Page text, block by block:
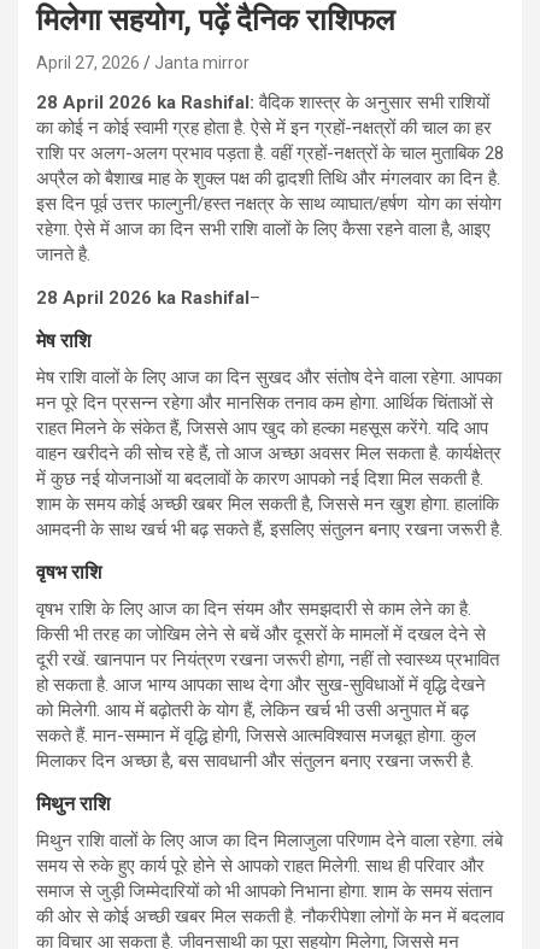
मिलेगा सहयोग, पढ़ें दैनिक राशिफल
April 27, 2026 Janta mirror
28 April 2026 ka Rashifal:वैदिक शास्‍त्र के अनुसार सभी राशियों
का कोई न कोई स्‍वामी ग्रह होता है. ऐसे में इन ग्रहों-नक्षत्रों की चाल का हर
राशि पर अलग-अलग प्रभाव पड़ता है. वहीं ग्रहों-नक्षत्रों के चाल मुताबिक 28
अप्रैल को बैशाख माह के शुक्ल पक्ष की द्वादशी तिथि और मंगलवार का दिन है.
इस दिन पूर्व उत्तर फाल्गुनी/हस्त नक्षत्र के साथ व्याघात/हर्षण योग का संयोग
रहेगा. ऐसे में आज का दिन सभी राशि वालों के लिए कैसा रहने वाला है, आइए
जानते है.
28 April 2026 ka Rashifal–
मेष राशि
मेष राशि वालों के लिए आज का दिन सुखद और संतोष देने वाला रहेगा. आपका
मन पूरे दिन प्रसन्न रहेगा और मानसिक तनाव कम होगा. आर्थिक चिंताओं से
राहत मिलने के संकेत हैं, जिससे आप खुद को हल्का महसूस करेंगे. यदि आप
वाहन खरीदने की सोच रहे हैं, तो आज अच्छा अवसर मिल सकता है. कार्यक्षेत्र
में कुछ नई योजनाओं या बदलावों के कारण आपको नई दिशा मिल सकती है.
शाम के समय कोई अच्छी खबर मिल सकती है, जिससे मन खुश होगा. हालांकि
आमदनी के साथ खर्च भी बढ़ सकते हैं, इसलिए संतुलन बनाए रखना जरूरी है.
वृषभ राशि
वृषभ राशि के लिए आज का दिन संयम और समझदारी से काम लेने का है.
किसी भी तरह का जोखिम लेने से बचें और दूसरों के मामलों में दखल देने से
दूरी रखें. खानपान पर नियंत्रण रखना जरूरी होगा, नहीं तो स्वास्थ्य प्रभावित
हो सकता है. आज भाग्य आपका साथ देगा और सुख-सुविधाओं में वृद्धि देखने
को मिलेगी. आय में बढ़ोतरी के योग हैं, लेकिन खर्च भी उसी अनुपात में बढ़
सकते हैं. मान-सम्मान में वृद्धि होगी, जिससे आत्मविश्वास मजबूत होगा. कुल
मिलाकर दिन अच्छा है, बस सावधानी और संतुलन बनाए रखना जरूरी है.
मिथुन राशि
मिथुन राशि वालों के लिए आज का दिन मिलाजुला परिणाम देने वाला रहेगा. लंबे
समय से रुके हुए कार्य पूरे होने से आपको राहत मिलेगी. साथ ही परिवार और
समाज से जुड़ी जिम्मेदारियों को भी आपको निभाना होगा. शाम के समय संतान
की ओर से कोई अच्छी खबर मिल सकती है. नौकरीपेशा लोगों के मन में बदलाव
का विचार आ सकता है. जीवनसाथी का पूरा सहयोग मिलेगा, जिससे मन